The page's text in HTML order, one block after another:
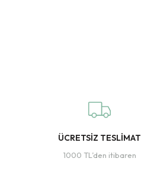
ÜCRETSİZ TESLİMAT
1000 TL’den itibaren